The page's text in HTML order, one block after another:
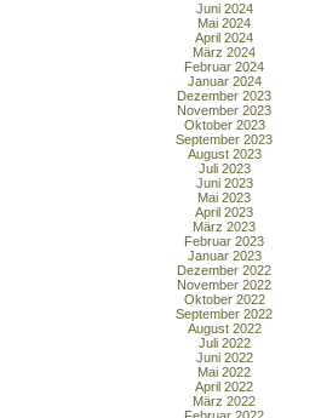
Juni 2024
Mai 2024
April 2024
März 2024
Februar 2024
Januar 2024
Dezember 2023
November 2023
Oktober 2023
September 2023
August 2023
Juli 2023
Juni 2023
Mai 2023
April 2023
März 2023
Februar 2023
Januar 2023
Dezember 2022
November 2022
Oktober 2022
September 2022
August 2022
Juli 2022
Juni 2022
Mai 2022
April 2022
März 2022